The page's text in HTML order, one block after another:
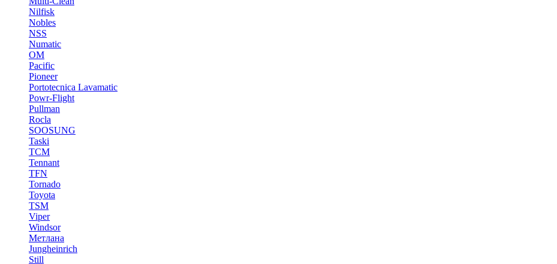
Nilfisk
Nobles
NSS
Numatic
OM
Pacific
Pioneer
Portotecnica Lavamatic
Powr-Flight
Pullman
Rocla
SOOSUNG
Taski
TCM
Tennant
TFN
Tornado
Toyota
TSM
Viper
Windsor
Метлана
Jungheinrich
Still